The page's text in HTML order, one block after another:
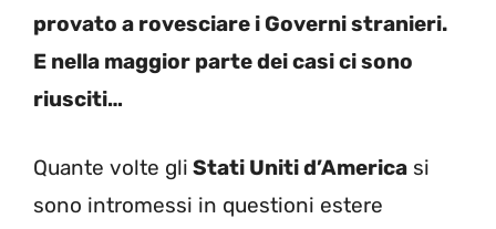
provato a rovesciare i Governi stranieri.
E nella maggior parte dei casi ci sono
riusciti…
Quante volte gli Stati Uniti d’America si
sono intromessi in questioni estere